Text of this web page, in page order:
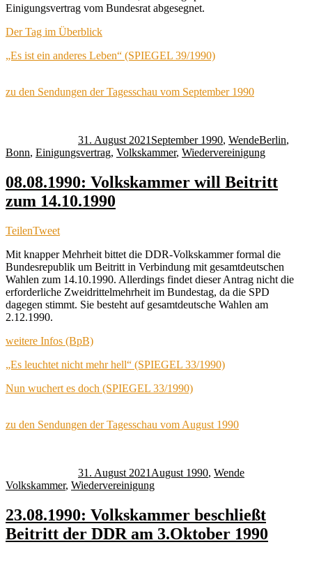
Einigungsvertrag vom Bundesrat abgesegnet.
Der Tag im Überblick
„Es ist ein anderes Leben“ (SPIEGEL 39/1990)
zu den Sendungen der Tagesschau vom September 1990
31. August 2021September 1990, WendeBerlin,
Bonn, Einigungsvertrag, Volkskammer, Wiedervereinigung
08.08.1990: Volkskammer will Beitritt
zum 14.10.1990
TeilenTweet
Mit knapper Mehrheit bittet die DDR-Volkskammer formal die
Bundesrepublik um Beitritt in Verbindung mit gesamtdeutschen
Wahlen zum 14.10.1990. Allerdings findet dieser Antrag nicht die
erforderliche Zweidrittelmehrheit im Bundestag, da die SPD
dagegen stimmt. Sie besteht auf gesamtdeutsche Wahlen am
2.12.1990.
weitere Infos (BpB)
„Es leuchtet nicht mehr hell“ (SPIEGEL 33/1990)
Nun wuchert es doch (SPIEGEL 33/1990)
zu den Sendungen der Tagesschau vom August 1990
31. August 2021 August 1990, Wende
Volkskammer, Wiedervereinigung
23.08.1990: Volkskammer beschließt
Beitritt der DDR am 3.Oktober 1990